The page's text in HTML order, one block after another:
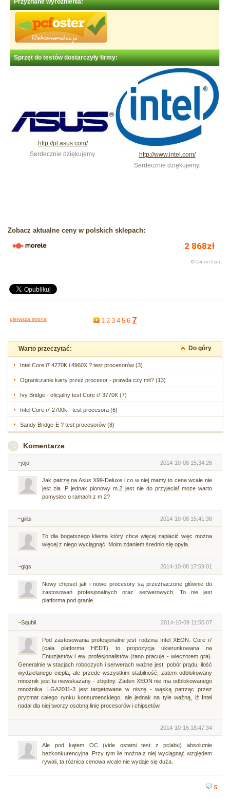
Przyznane wyróżnienia:
Sprzęt do testów dostarczyły firmy:
http://pl.asus.com/
Serdecznie dziękujemy.
http://www.intel.com/
Serdecznie dziękujemy.
Zobacz aktualne ceny w polskich sklepach:
pierwsza strona 1 2 3 4 5 6 7
Warto przeczytać: Do góry
Intel Core i7 4770K i 4960X ? test procesorów (3)
Ograniczanie karty przez procesor - prawda czy mit? (13)
Ivy Bridge - oficjalny test Core i7 3770K (7)
Intel Core i7-2700k - test procesora (6)
Sandy Bridge-E ? test procesorów (8)
Komentarze
~jojo 2014-10-08 15:34:26
Jak patrzę na Asus X99-Deluxe i co w niej mamy to cena wcale nie
jest zła :P jednak pionowy m.2 jest nie do przyjecia! moze warto
pomyslec o ramach z m.2?
~giiibi 2014-10-08 15:41:38
To dla bogatszego klienta który chce więcej zapłacić więc można
więcej z niego wyciągnąć! Moim zdaniem średnio się opyla.
~gigs 2014-10-08 17:59:01
Nowy chipset jak i nowe procesory są przeznaczone głównie do
zastosowań profesjonalnych oraz serwerowych. To nie jest
platforma pod granie.
~Squbii 2014-10-09 11:50:07
Pod zastosowania profesjonalne jest rodzina Intel XEON. Core i7
(cała platforma HEDT) to propozycja ukierunkowana na
Entuzjastów i ew. profesjonalistów (rano pracuje - wieczorem gra).
Generalnie w stacjach roboczych i serwerach ważne jest: pobór prądu, ilość
wydzielanego ciepła, ale przede wszystkim stabilność, zatem odblokowany
mnożnik jest tu niewskazany - zbędny. Żaden XEON nie ma odblokowanego
mnożnika. LGA2011-3 jest targetowane w niszę - wąską patrząc przez
pryzmat całego rynku konsumenckiego, ale jednak na tyle ważną, iż Intel
nadal dla niej tworzy osobną linię procesorów i chipsetów.
2014-10-16 18:47:34
Ale pod kątem OC (vide ostatni test z pclabu) absolutnie
bezkonkurencyjna. Przy tym ile można z niej wyciągnąć względem
rywali, ta różnica cenowa wcale nie wydaje się duża.
5